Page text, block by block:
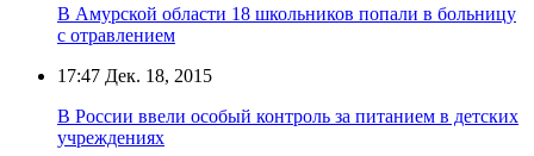
В Амурской области 18 школьников попали в больницу
с отравлением
17:47 Дек. 18, 2015
В России ввели особый контроль за питанием в детских
учреждениях